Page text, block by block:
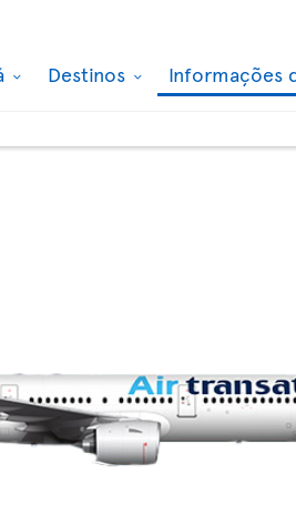
Destinos Informações